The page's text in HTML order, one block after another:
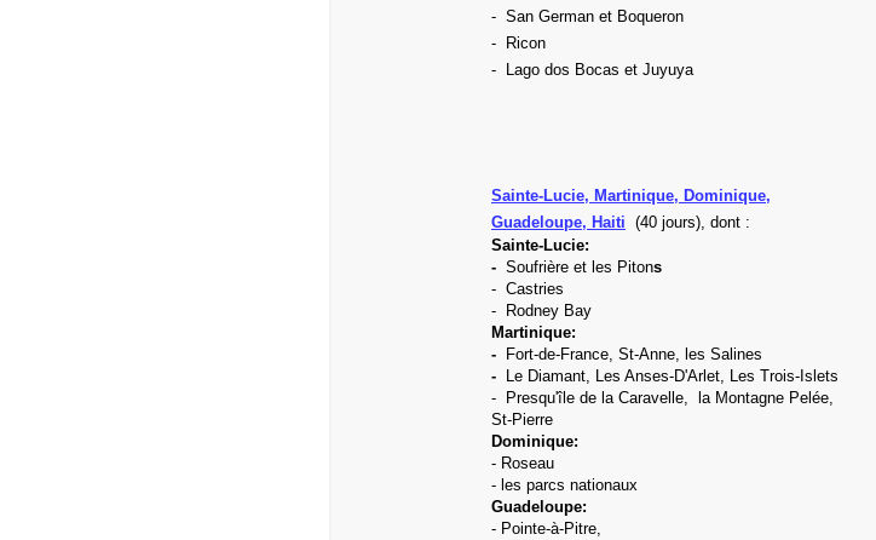
- San German et Boqueron
- Ricon
- Lago dos Bocas et Juyuya
Sainte-Lucie, Martinique, Dominique,
Guadeloupe, Haiti (40 jours), dont :
Sainte-Lucie:
- Soufrière et les Pitons
- Castries
- Rodney Bay
Martinique:
-
Fort-de-France, St-Anne, les Salines
-
Le Diamant, Les Anses-D'Arlet, Les Trois-Islets
-
Presqu'île de la Caravelle, la Montagne Pelée,
St-Pierre
Dominique:
- Roseau
- les parcs nationaux
Guadeloupe:
- Pointe-à-Pitre,